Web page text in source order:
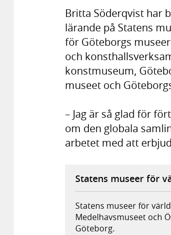
Britta Söderqvist har
lärande på Statens
för Göteborgs
och
konstmuseum,
museet och
– Jag är så glad för
om den globala
arbetet med att
Statens museer för
Statens museer för
Medelhavsmuseet och
Göteborg.